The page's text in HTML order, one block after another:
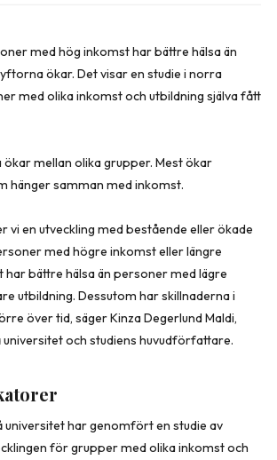
med hög inkomst har bättre hälsa än
ökar. Det visar en studie i norra
med olika inkomst och utbildning själva fått
ökar mellan olika grupper. Mest ökar
hänger samman med inkomst.
vi en utveckling med bestående eller ökade
med högre inkomst eller längre
har bättre hälsa än personer med lägre
utbildning. Dessutom har skillnaderna i
över tid, säger Kinza Degerlund Maldi,
och studiens huvudförfattare.
universitet har genomfört en studie av
för grupper med olika inkomst och